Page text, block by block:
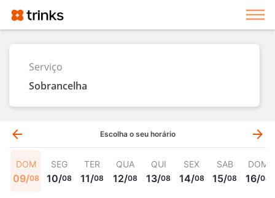
Serviço
Sobrancelha
arrow_back Escolha o seu horário arrow_forward
DOM
09/08
SEG
10/08
TER
11/08
QUA
12/08
QUI
13/08
SEX
14/08
SAB
15/08
DOM
16/08